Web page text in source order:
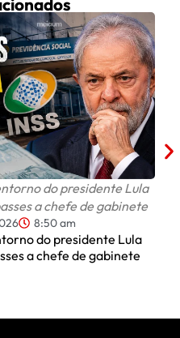
do presidente Lula
a chefe de gabinete
8:50 am
do presidente Lula
a chefe de gabinete